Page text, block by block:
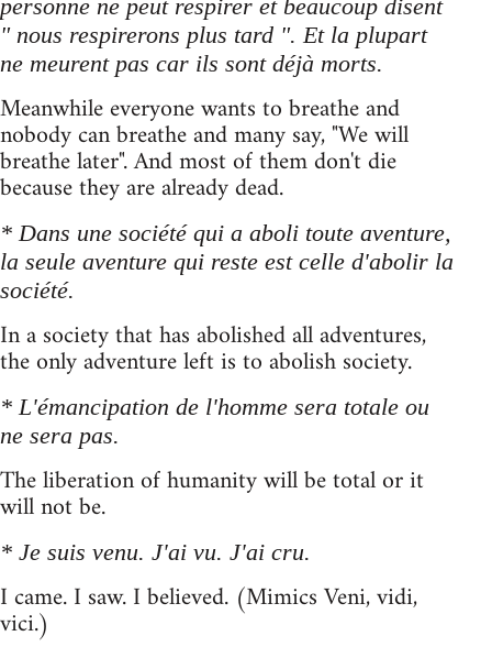
personne ne peut respirer et beaucoup disent
" nous respirerons plus tard ". Et la plupart
ne meurent pas car ils sont déjà morts.
Meanwhile everyone wants to breathe and
nobody can breathe and many say, "We will
breathe later". And most of them don't die
because they are already dead.
* Dans une société qui a aboli toute aventure,
la seule aventure qui reste est celle d'abolir la
société.
In a society that has abolished all adventures,
the only adventure left is to abolish society.
* L'émancipation de l'homme sera totale ou
ne sera pas.
The liberation of humanity will be total or it
will not be.
* Je suis venu. J'ai vu. J'ai cru.
I came. I saw. I believed. (Mimics Veni, vidi,
vici.)